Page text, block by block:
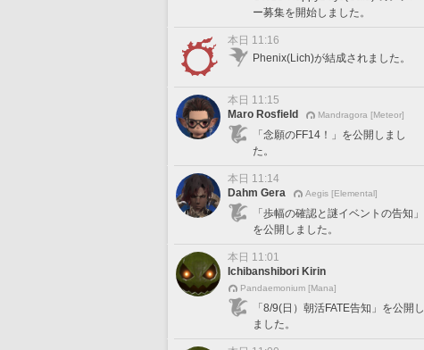
ー募集を開始しました。
本日 11:16
Phenix(Lich)が結成されました。
本日 11:15
Maro Rosfield
Mandragora [Meteor]
「念願のFF14！」を公開しまし
た。
本日 11:14
Dahm Gera
Aegis [Elemental]
「歩幅の確認と謎イベントの告知」
を公開しました。
本日 11:01
Ichibanshibori Kirin
Pandaemonium [Mana]
「8/9(日）朝活FATE告知」を公開し
ました。